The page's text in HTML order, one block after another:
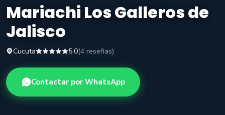
Mariachi Los Galleros de
Jalisco
Cucuta 5.0(4 reseñas)
Contactar por WhatsApp